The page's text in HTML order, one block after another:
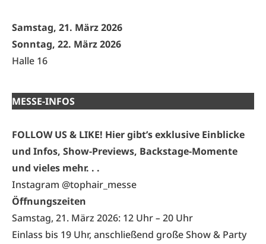
Samstag, 21. März 2026
Sonntag, 22. März 2026
Halle 16
MESSE-INFOS
FOLLOW US & LIKE! Hier gibt’s exklusive Einblicke
und Infos, Show-Previews, Backstage-Momente
und vieles mehr. . .
Instagram @tophair_messe
Öffnungszeiten
Samstag, 21. März 2026: 12 Uhr– 20 Uhr
Einlass bis 19 Uhr, anschließend große Show & Party